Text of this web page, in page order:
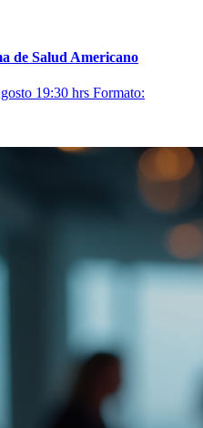
de Salud Americano
19:30 hrs Formato: